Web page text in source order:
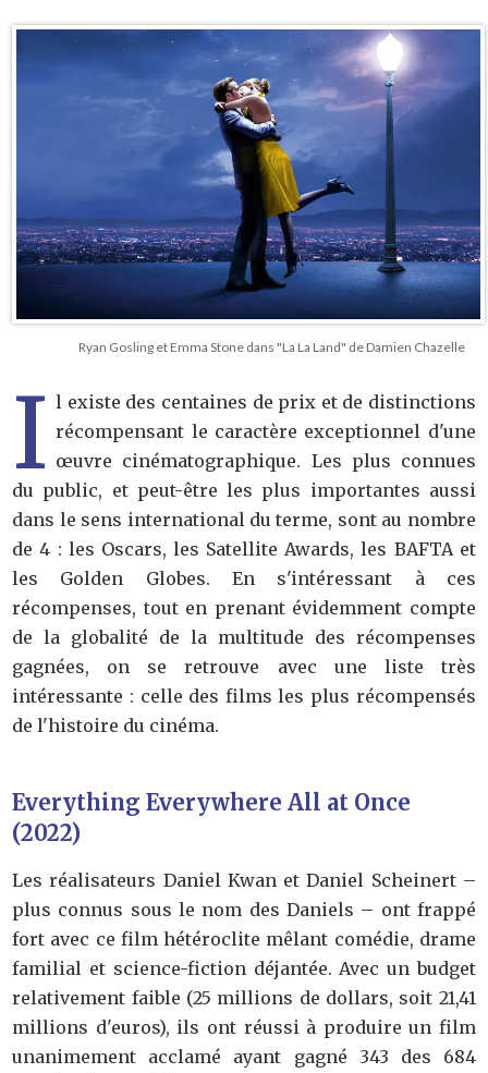
Ryan Gosling et Emma Stone dans "La La Land" de Damien Chazelle
I l existe des centaines de prix et de distinctions
récompensant le caractère exceptionnel d'une
œuvre cinématographique. Les plus connues
du public, et peut-être les plus importantes aussi
dans le sens international du terme, sont au nombre
de 4 : les Oscars, les Satellite Awards, les BAFTA et
les Golden Globes. En s'intéressant à ces
récompenses, tout en prenant évidemment compte
de la globalité de la multitude des récompenses
gagnées, on se retrouve avec une liste très
intéressante : celle des films les plus récompensés
de l'histoire du cinéma.
Everything Everywhere All at Once
(2022)
Les réalisateurs Daniel Kwan et Daniel Scheinert –
plus connus sous le nom des Daniels – ont frappé
fort avec ce film hétéroclite mêlant comédie, drame
familial et science-fiction déjantée. Avec un budget
relativement faible (25 millions de dollars, soit 21,41
millions d'euros), ils ont réussi à produire un film
unanimement acclamé ayant gagné 343 des 684